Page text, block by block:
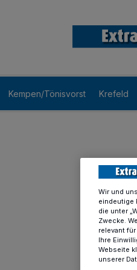
Kempen/Tönisvorst Krefeld
Wir und
eindeutige
die unter
Zwecke.
relevant
Ihre
Webseite
unserer